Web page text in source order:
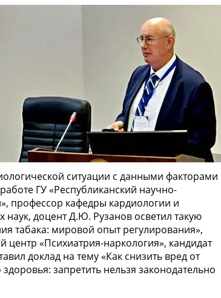
ситуации с данными факторами
ГУ «Республиканский научно-
профессор кафедры кардиологии и
доцент Д.Ю. Рузанов осветил такую
табака: мировой опыт регулирования»,
«Психиатрия-наркология», кандидат
доклад на тему «Как снизить вред от
запретить нельзя законодательно